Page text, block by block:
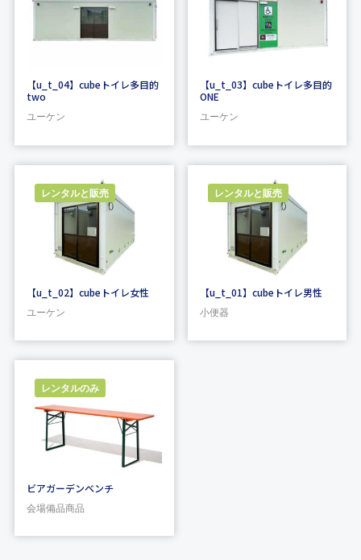
【u_t_04】cubeトイレ多目的
two
ユーケン
【u_t_03】cubeトイレ多目的
ONE
ユーケン
レンタルと販売
【u_t_02】cubeトイレ女性
ユーケン
レンタルと販売
【u_t_01】cubeトイレ男性
小便器
レンタルのみ
ビアガーデンベンチ
会場備品商品